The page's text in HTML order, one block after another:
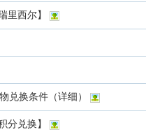
里西尔】
兑换条件（详细）
分兑换】